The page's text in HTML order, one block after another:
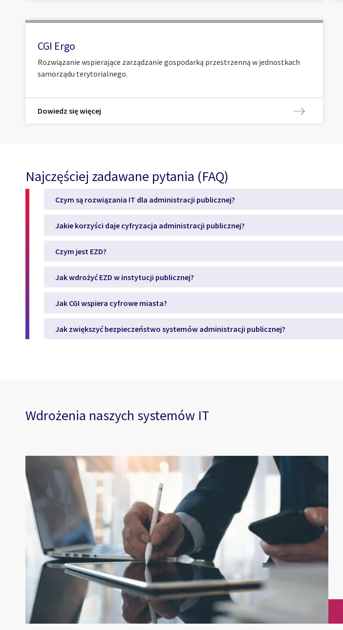
CGI Ergo
Rozwiązanie wspierające zarządzanie gospodarką przestrzenną w jednostkach
samorządu terytorialnego.
Dowiedz się więcej
Najczęściej zadawane pytania (FAQ)
Czym są rozwiązania IT dla administracji publicznej?
Jakie korzyści daje cyfryzacja administracji publicznej?
Czym jest EZD?
Jak wdrożyć EZD w instytucji publicznej?
Jak CGI wspiera cyfrowe miasta?
Jak zwiększyć bezpieczeństwo systemów administracji publicznej?
Wdrożenia naszych systemów IT